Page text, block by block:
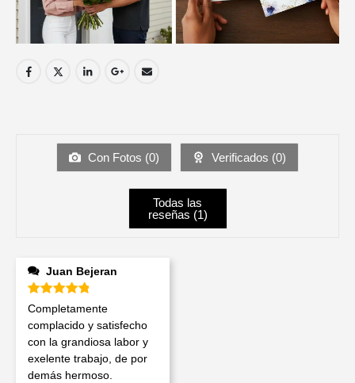
Con Fotos (0) Verificados (0)
Todas las
reseñas (1)
Juan Bejeran
Valorado en5de 5
Completamente
complacido y satisfecho
con la grandiosa labor y
exelente trabajo, de por
demás hermoso.